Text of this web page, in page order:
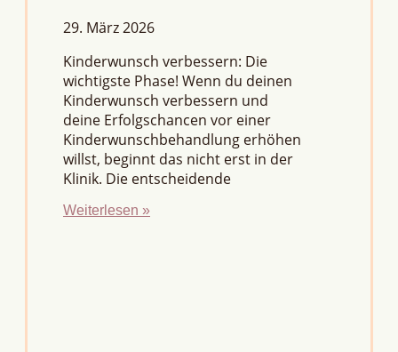
29. März 2026
Kinderwunsch verbessern: Die
wichtigste Phase! Wenn du deinen
Kinderwunsch verbessern und
deine Erfolgschancen vor einer
Kinderwunschbehandlung erhöhen
willst, beginnt das nicht erst in der
Klinik. Die entscheidende
Weiterlesen »